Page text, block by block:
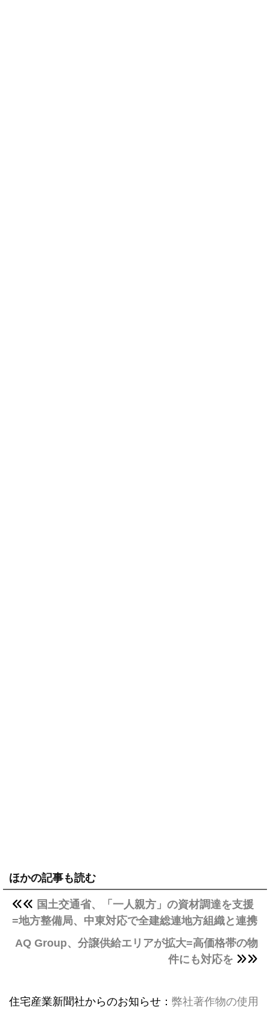
ほかの記事も読む
国土交通省、「一人親方」の資材調達を支援
=地方整備局、中東対応で全建総連地方組織と連携
AQ Group、分譲供給エリアが拡大=高価格帯の物
件にも対応を
住宅産業新聞社からのお知らせ： 弊社著作物の使用